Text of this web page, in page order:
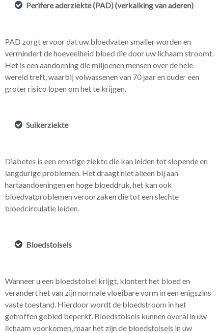
Perifere aderziekte (PAD) (verkalking van aderen)
PAD zorgt ervoor dat uw bloedvaten smaller worden en
vermindert de hoeveelheid bloed die door uw lichaam stroomt.
Het is een aandoening die miljoenen mensen over de hele
wereld treft, waarbij volwassenen van 70 jaar en ouder een
groter risico lopen om het te krijgen.
Suikerziekte
Diabetes is een ernstige ziekte die kan leiden tot slopende en
langdurige problemen. Het draagt ​​niet alleen bij aan
hartaandoeningen en hoge bloeddruk, het kan ook
bloedvatproblemen veroorzaken die tot een slechte
bloedcirculatie leiden.
Bloedstolsels
Wanneer u een bloedstolsel krijgt, klontert het bloed en
verandert het van zijn normale vloeibare vorm in een enigszins
vaste toestand. Hierdoor wordt de bloedstroom in het
getroffen gebied beperkt. Bloedstolsels kunnen overal in uw
lichaam voorkomen, maar het zijn de bloedstolsels in uw